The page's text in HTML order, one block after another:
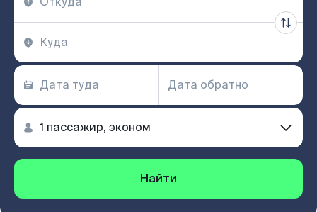
Найти